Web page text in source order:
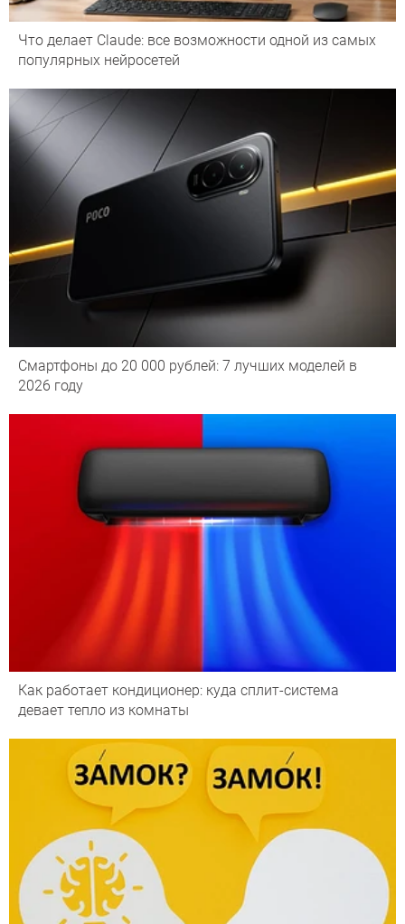
Что делает Сlaude: все возможности одной из самых
популярных нейросетей
Смартфоны до 20 000 рублей: 7 лучших моделей в
2026 году
Как работает кондиционер: куда сплит-система
девает тепло из комнаты